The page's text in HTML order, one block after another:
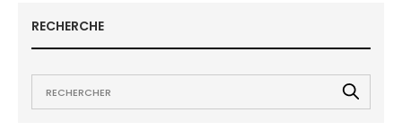
RECHERCHE